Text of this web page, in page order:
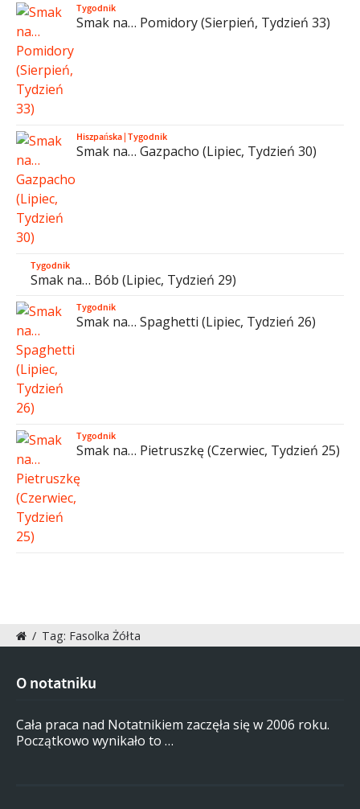
Tygodnik
Smak na… Pomidory (Sierpień, Tydzień 33)
Hiszpańska|Tygodnik
Smak na… Gazpacho (Lipiec, Tydzień 30)
Tygodnik
Smak na… Bób (Lipiec, Tydzień 29)
Tygodnik
Smak na… Spaghetti (Lipiec, Tydzień 26)
Tygodnik
Smak na… Pietruszkę (Czerwiec, Tydzień 25)
/ Tag: Fasolka Żółta
O notatniku
Cała praca nad Notatnikiem zaczęła się w 2006 roku.
Początkowo wynikało to …